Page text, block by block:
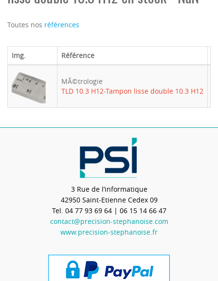
Toutes nos références
Img. Référence
MÃ©trologie
TLD 10.3 H12-Tampon lisse double 10.3 H12
3 Rue de l’informatique
42950 Saint-Etienne Cedex 09
Tel. 04 77 93 69 64| 06 15 14 66 47
contact@precision-stephanoise.com
www.precision-stephanoise.fr